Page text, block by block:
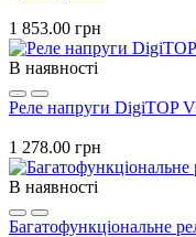
1 853.00 грн
В наявності
Реле напруги DigiTOP
1 278.00 грн
В наявності
Багатофункціональне